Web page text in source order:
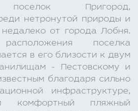
поселок Пригород,
нетронутой природы и
от города Лобня.
расположения поселка
в его близости к двум
- Пестовскому и
благодаря сильно
инфраструктуре,
комфортный пляжный